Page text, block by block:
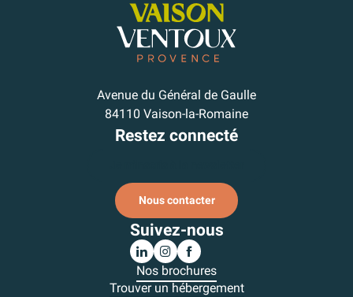
Avenue du Général de Gaulle
84110 Vaison-la-Romaine
Restez connecté
Nous contacter
Suivez-nous
Nos brochures
Trouver un hébergement